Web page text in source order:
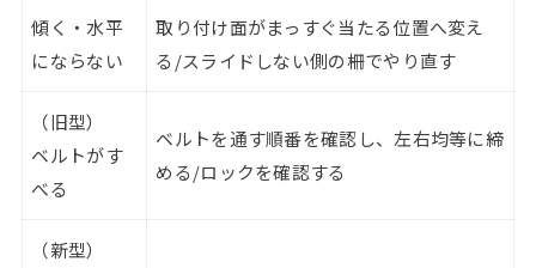
傾く・水平
にならない
取り付け面がまっすぐ当たる位置へ変え
る/スライドしない側の柵でやり直す
（旧型）
ベルトがす
べる
ベルトを通す順番を確認し、左右均等に締
める/ロックを確認する
（新型）